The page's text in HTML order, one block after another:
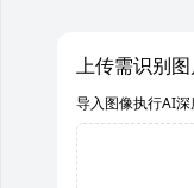
上传需识别
导入图像执行AI深